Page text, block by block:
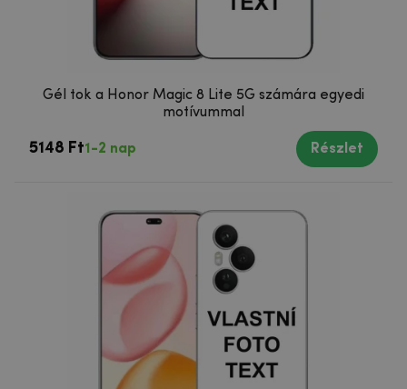
Gél tok a Honor Magic 8 Lite 5G számára egyedi
motívummal
5148 Ft1-2 nap Részlet